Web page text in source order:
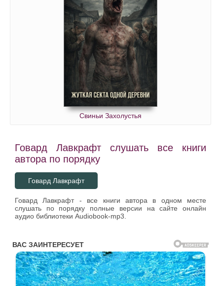
Свиньи Захолустья
Говард Лавкрафт слушать все книги
автора по порядку
Говард Лавкрафт
Говард Лавкрафт - все книги автора в одном месте
слушать по порядку полные версии на сайте онлайн
аудио библиотеки Audiobook-mp3.